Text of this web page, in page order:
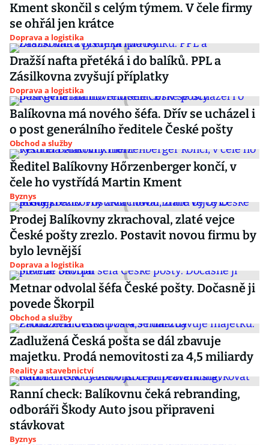
Kment skončil s celým týmem. V čele firmy
se ohřál jen krátce
Doprava a logistika
Dražší nafta přetéká i do balíků. PPL a
Zásilkovna zvyšují příplatky
Doprava a logistika
Balíkovna má nového šéfa. Dřív se ucházel i
o post generálního ředitele České pošty
Obchod a služby
Ředitel Balíkovny Hőrzenberger končí, v
čele ho vystřídá Martin Kment
Byznys
Prodej Balíkovny zkrachoval, zlaté vejce
České pošty zrezlo. Postavit novou firmu by
bylo levnější
Doprava a logistika
Metnar odvolal šéfa České pošty. Dočasně ji
povede Škorpil
Obchod a služby
Zadlužená Česká pošta se dál zbavuje
majetku. Prodá nemovitosti za 4,5 miliardy
Reality a stavebnictví
Ranní check: Balíkovnu čeká rebranding,
odboráři Škody Auto jsou připraveni
stávkovat
Byznys